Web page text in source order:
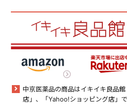
中京医薬品の商品はイキイキ良品
店」、「Yahoo!ショッピング店」